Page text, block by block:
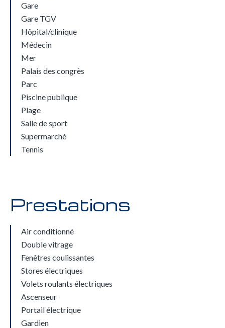
Gare
Gare TGV
Hôpital/clinique
Médecin
Mer
Palais des congrès
Parc
Piscine publique
Plage
Salle de sport
Supermarché
Tennis
Prestations
Air conditionné
Double vitrage
Fenêtres coulissantes
Stores électriques
Volets roulants électriques
Ascenseur
Portail électrique
Gardien